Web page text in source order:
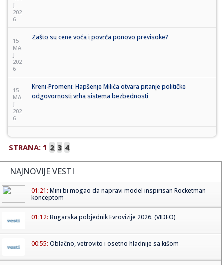
J
202
6
15
MA
J
202
6
Zašto su cene voća i povrća ponovo previsoke?
15
MA
J
202
6
Kreni-Promeni: Hapšenje Milića otvara pitanje političke
odgovornosti vrha sistema bezbednosti
STRANA: 1 2 3 4
NAJNOVIJE VESTI
01:21: Mini bi mogao da napravi model inspirisan Rocketman
konceptom
01:12: Bugarska pobjednik Evrovizije 2026. (VIDEO)
00:55: Oblačno, vetrovito i osetno hladnije sa kišom